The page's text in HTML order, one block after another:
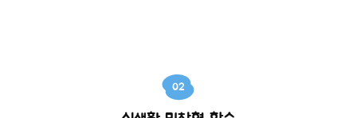
02